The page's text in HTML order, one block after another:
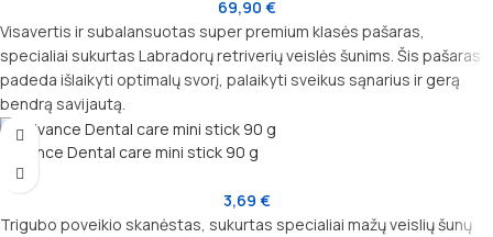
69,90 €
Visavertis ir subalansuotas super premium klasės pašaras,
specialiai sukurtas Labradorų retriverių veislės šunims. Šis pašaras
padeda išlaikyti optimalų svorį, palaikyti sveikus sąnarius ir gerą
bendrą savijautą.
Advance Dental care mini stick 90 g
3,69 €
Trigubo poveikio skanėstas, sukurtas specialiai mažų veislių šunų